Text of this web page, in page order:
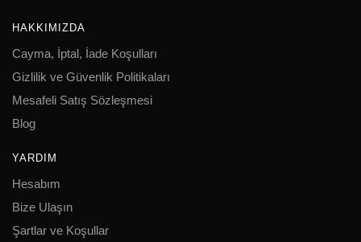
HAKKIMIZDA
Cayma, İptal, İade Koşulları
Gizlilik ve Güvenlik Politikaları
Mesafeli Satış Sözleşmesi
Blog
YARDIM
Hesabım
Bize Ulaşın
Şartlar ve Koşullar